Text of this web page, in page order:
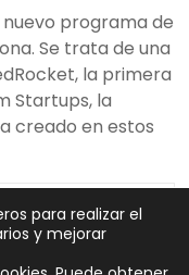
nuevo programa de
Se trata de una
la primera
Startups, la
creado en estos
Leer más
para realizar el
y mejorar